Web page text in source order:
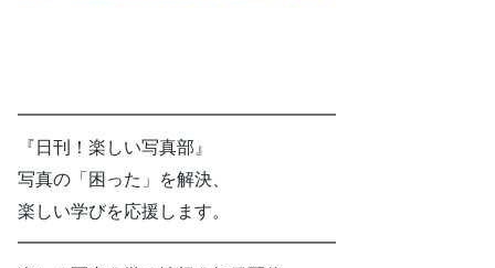
━━━━━━━━━━━━━━━━━━
『日刊！楽しい写真部』
写真の「困った」を解決、
楽しい学びを応援します。
━━━━━━━━━━━━━━━━━━